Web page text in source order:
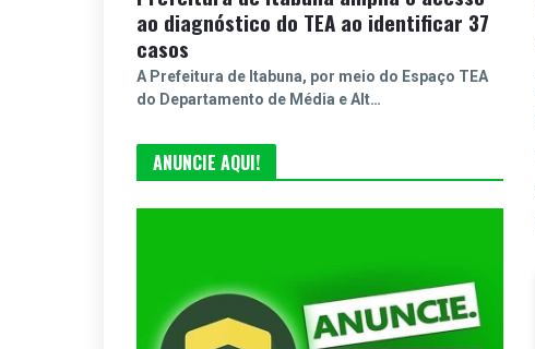
ao diagnóstico do TEA ao identificar 37
casos
A Prefeitura de Itabuna, por meio do Espaço TEA
do Departamento de Média e Alt…
ANUNCIE AQUI!